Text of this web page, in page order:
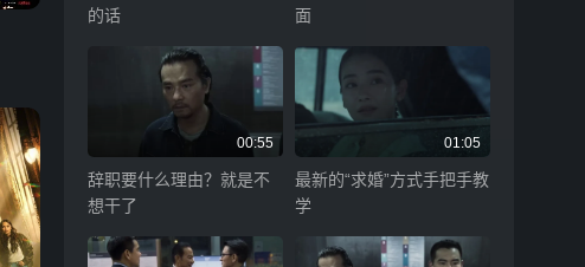
的话
面
00:55
辞职要什么理由？就是不
想干了
01:05
最新的“求婚”方式手把手教
学